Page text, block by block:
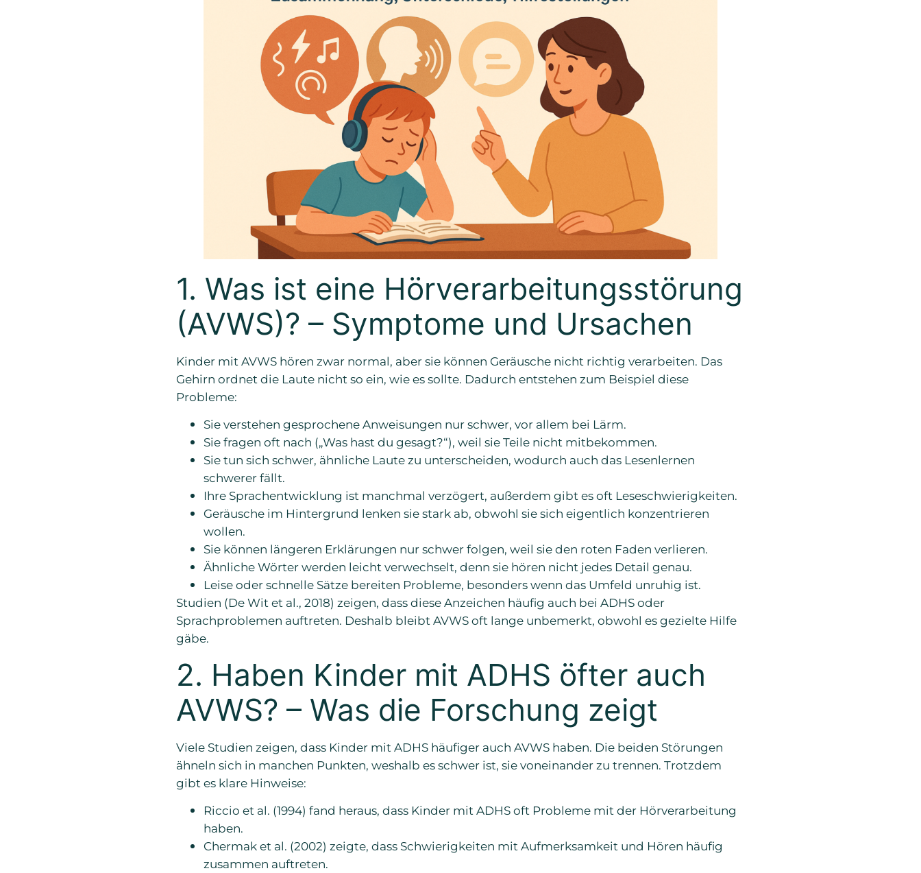
1. Was ist eine Hörverarbeitungsstörung
(AVWS)? – Symptome und Ursachen
Kinder mit AVWS hören zwar normal, aber sie können Geräusche nicht richtig verarbeiten. Das
Gehirn ordnet die Laute nicht so ein, wie es sollte. Dadurch entstehen zum Beispiel diese
Probleme:
Sie verstehen gesprochene Anweisungen nur schwer, vor allem bei Lärm.
Sie fragen oft nach („Was hast du gesagt?“), weil sie Teile nicht mitbekommen.
Sie tun sich schwer, ähnliche Laute zu unterscheiden, wodurch auch das Lesenlernen
schwerer fällt.
Ihre Sprachentwicklung ist manchmal verzögert, außerdem gibt es oft Leseschwierigkeiten.
Geräusche im Hintergrund lenken sie stark ab, obwohl sie sich eigentlich konzentrieren
wollen.
Sie können längeren Erklärungen nur schwer folgen, weil sie den roten Faden verlieren.
Ähnliche Wörter werden leicht verwechselt, denn sie hören nicht jedes Detail genau.
Leise oder schnelle Sätze bereiten Probleme, besonders wenn das Umfeld unruhig ist.
Studien (De Wit et al., 2018) zeigen, dass diese Anzeichen häufig auch bei ADHS oder
Sprachproblemen auftreten. Deshalb bleibt AVWS oft lange unbemerkt, obwohl es gezielte Hilfe
gäbe.
2. Haben Kinder mit ADHS öfter auch
AVWS? – Was die Forschung zeigt
Viele Studien zeigen, dass Kinder mit ADHS häufiger auch AVWS haben. Die beiden Störungen
ähneln sich in manchen Punkten, weshalb es schwer ist, sie voneinander zu trennen. Trotzdem
gibt es klare Hinweise:
Riccio et al. (1994) fand heraus, dass Kinder mit ADHS oft Probleme mit der Hörverarbeitung
haben.
Chermak et al. (2002) zeigte, dass Schwierigkeiten mit Aufmerksamkeit und Hören häufig
zusammen auftreten.